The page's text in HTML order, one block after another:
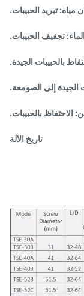
تاريخ الآلة